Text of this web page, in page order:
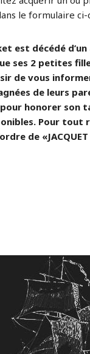
le formulaire ci-
est décédé
ses 2 petites
de vous
de leurs
honorer son
Pour tout
de «JACQUET